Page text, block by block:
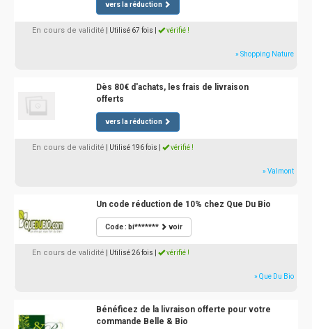
vers la réduction
En cours de validité | Utilisé 67 fois vérifié !
» Shopping Nature
Dès 80€ d'achats, les frais de livraison
offerts
vers la réduction
En cours de validité | Utilisé 196 fois vérifié !
» Valmont
Un code réduction de 10% chez Que Du Bio
Code : bi******* voir
En cours de validité | Utilisé 26 fois vérifié !
» Que Du Bio
Bénéficez de la livraison offerte pour votre
commande Belle & Bio